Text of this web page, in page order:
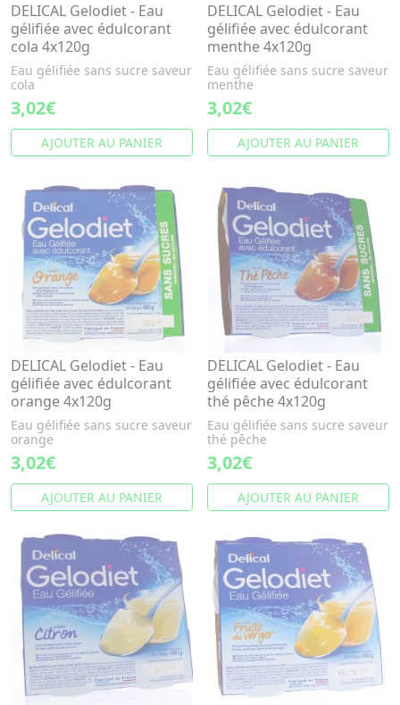
DELICAL Gelodiet - Eau
gélifiée avec édulcorant
cola 4x120g
Eau gélifiée sans sucre saveur
cola
3,02€
AJOUTER AU PANIER
DELICAL Gelodiet - Eau
gélifiée avec édulcorant
menthe 4x120g
Eau gélifiée sans sucre saveur
menthe
3,02€
AJOUTER AU PANIER
DELICAL Gelodiet - Eau
gélifiée avec édulcorant
orange 4x120g
Eau gélifiée sans sucre saveur
orange
3,02€
AJOUTER AU PANIER
DELICAL Gelodiet - Eau
gélifiée avec édulcorant
thé pêche 4x120g
Eau gélifiée sans sucre saveur
thé pêche
3,02€
AJOUTER AU PANIER